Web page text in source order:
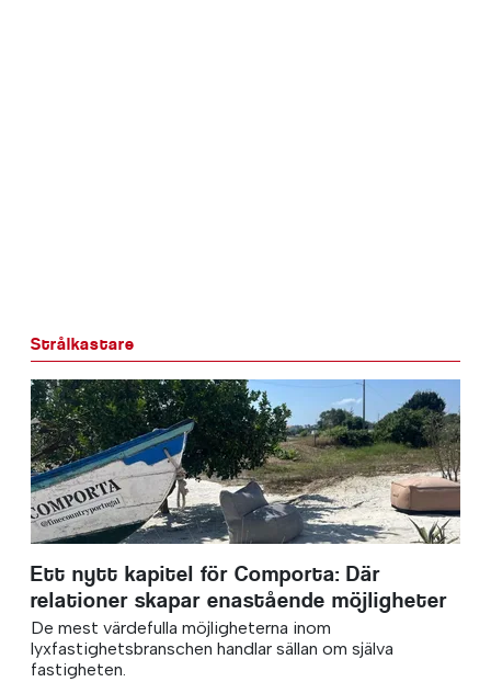
Strålkastare
Ett nytt kapitel för Comporta: Där
relationer skapar enastående möjligheter
De mest värdefulla möjligheterna inom
lyxfastighetsbranschen handlar sällan om själva
fastigheten.